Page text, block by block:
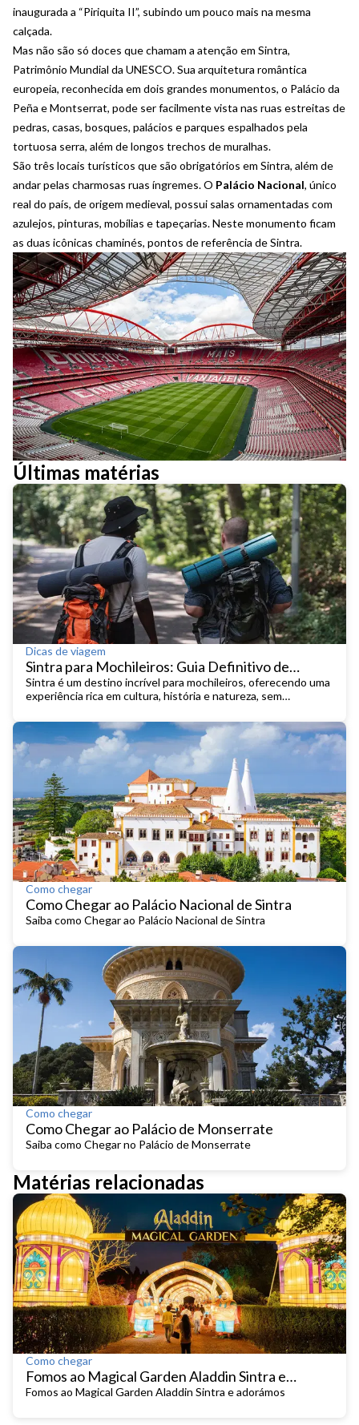
inaugurada a “Piriquita II”, subindo um pouco mais na mesma
calçada.
Mas não são só doces que chamam a atenção em Sintra,
Patrimônio Mundial da UNESCO. Sua arquitetura romântica
europeia, reconhecida em dois grandes monumentos, o Palácio da
Peña e Montserrat, pode ser facilmente vista nas ruas estreitas de
pedras, casas, bosques, palácios e parques espalhados pela
tortuosa serra, além de longos trechos de muralhas.
São três locais turísticos que são obrigatórios em Sintra, além de
andar pelas charmosas ruas íngremes. O Palácio Nacional, único
real do país, de origem medieval, possui salas ornamentadas com
azulejos, pinturas, mobílias e tapeçarias. Neste monumento ficam
as duas icônicas chaminés, pontos de referência de Sintra.
Últimas matérias
Dicas de viagem
Sintra para Mochileiros: Guia Definitivo de
Viagem Económica
Sintra é um destino incrível para mochileiros, oferecendo uma
experiência rica em cultura, história e natureza, sem
Como chegar
Como Chegar ao Palácio Nacional de Sintra
Saiba como Chegar ao Palácio Nacional de Sintra
Como chegar
Como Chegar ao Palácio de Monserrate
Saiba como Chegar no Palácio de Monserrate
Matérias relacionadas
Como chegar
Fomos ao Magical Garden Aladdin Sintra e
adorámos
Fomos ao Magical Garden Aladdin Sintra e adorámos